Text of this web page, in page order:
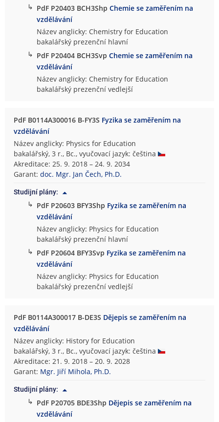
↳ PdF P20403 BCH3ShpChemie se zaměřením na
vzdělávání
Název anglicky: Chemistry for Education
bakalářský prezenční hlavní
↳ PdF P20404 BCH3SvpChemie se zaměřením na
vzdělávání
Název anglicky: Chemistry for Education
bakalářský prezenční vedlejší
PdF B0114A300016 B-FY3S Fyzika se zaměřením na
vzdělávání
Název anglicky: Physics for Education
bakalářský, 3 r., Bc., vyučovací jazyk: čeština
Akreditace: 25. 9. 2018 – 24. 9. 2034
Garant:doc. Mgr. Jan Čech, Ph.D.
Studijní plány:
↳ PdF P20603 BFY3Shp Fyzika se zaměřením na
vzdělávání
Název anglicky: Physics for Education
bakalářský prezenční hlavní
↳ PdF P20604 BFY3Svp Fyzika se zaměřením na
vzdělávání
Název anglicky: Physics for Education
bakalářský prezenční vedlejší
PdF B0114A300017 B-DE3S Dějepis se zaměřením na
vzdělávání
Název anglicky: History for Education
bakalářský, 3 r., Bc., vyučovací jazyk: čeština
Akreditace: 21. 9. 2018 – 20. 9. 2028
Garant: Mgr. Jiří Mihola, Ph.D.
Studijní plány:
↳ PdF P20705 BDE3Shp Dějepis se zaměřením na
vzdělávání